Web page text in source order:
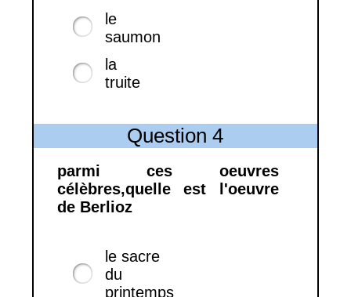
le
saumon
la
truite
Question 4
parmi ces oeuvres
célèbres,quelle est l'oeuvre
de Berlioz
le sacre
du
printemps